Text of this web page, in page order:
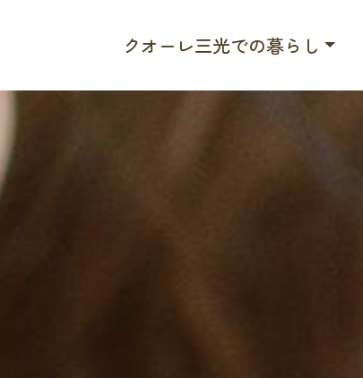
クオーレ三光での暮らし